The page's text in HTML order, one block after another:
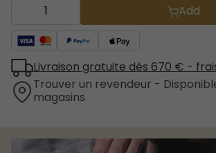
Add
Livraison gratuite dès 670 € -
Trouver un revendeur -
magasins